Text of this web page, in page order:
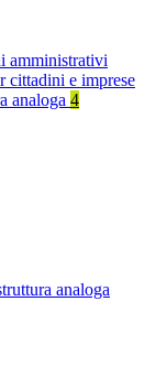
amministrativi
cittadini e imprese
analoga 4
analoga